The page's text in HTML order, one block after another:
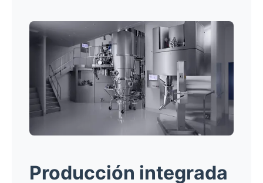
Producción integrada